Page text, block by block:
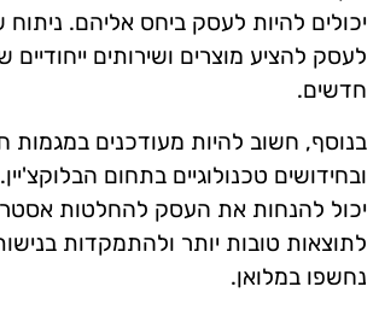
יכולים להיות לעסק ביחס אליהם.
לעסק להציע מוצרים ושירותים ייחודיים
חדשים.
בנוסף, חשוב להיות מעודכנים במגמות
ובחידושים טכנולוגיים בתחום
יכול להנחות את העסק להחלטות
לתוצאות טובות יותר ולהתמקדות
נחשפו במלואן.